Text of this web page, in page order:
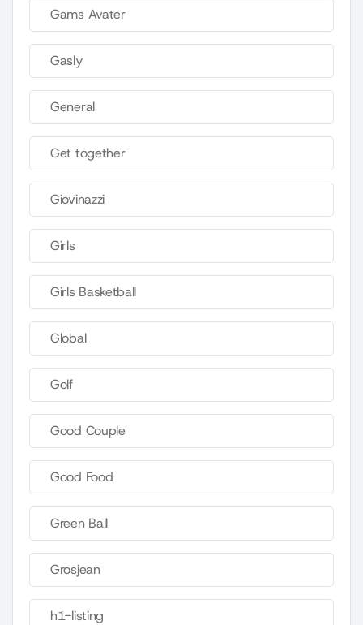
Gams Avater
Gasly
General
Get together
Giovinazzi
Girls
Girls Basketball
Global
Golf
Good Couple
Good Food
Green Ball
Grosjean
h1-listing